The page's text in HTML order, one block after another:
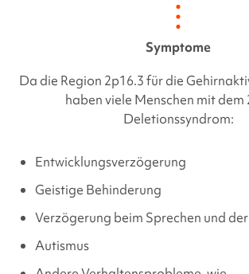
Symptome
Da die Region 2p16.3 für die
haben viele Menschen mit dem
Deletionssyndrom:
Entwicklungsverzögerung
Geistige Behinderung
Verzögerung beim Sprechen und
Autismus